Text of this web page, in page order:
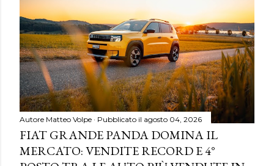
Autore Matteo Volpe Pubblicato il agosto 04, 2026
FIAT GRANDE PANDA DOMINA IL
MERCATO: VENDITE RECORD E 4°